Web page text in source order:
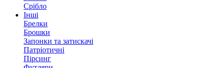
Срібло
Інші
Брелки
Брошки
Запонки та затискачі
Патріотичні
Пірсинг